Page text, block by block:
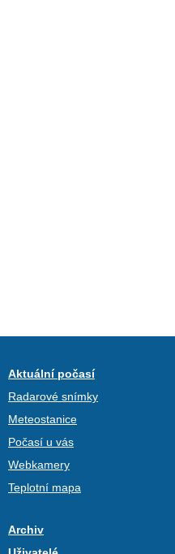
Aktuální počasí
Radarové snímky
Meteostanice
Počasí u vás
Webkamery
Teplotní mapa
Archiv